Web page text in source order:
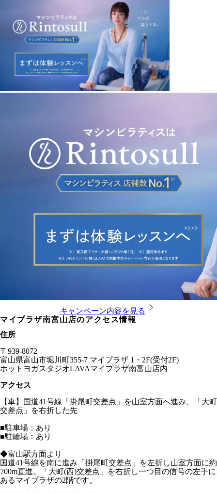
キャンペーン内容を見る
マイプラザ南富山店のアクセス情報
住所
〒 939-8072
富山県富山市堀川町355-7 マイプラザ 1・2F(受付2F)
ホットヨガスタジオLAVAマイプラザ南富山店内
アクセス
【車】国道41号線「掛尾町交差点」を山室方面へ進み、「大町
交差点」を右折した先
■駐車場：あり
■駐輪場：あり
◆富山駅方面より
国道41号線を南に進み「掛尾町交差点」を左折し山室方面に約
700m直進。「大町(西)交差点」を右折し一つ目の信号の左手に
あるマイプラザの2階です。